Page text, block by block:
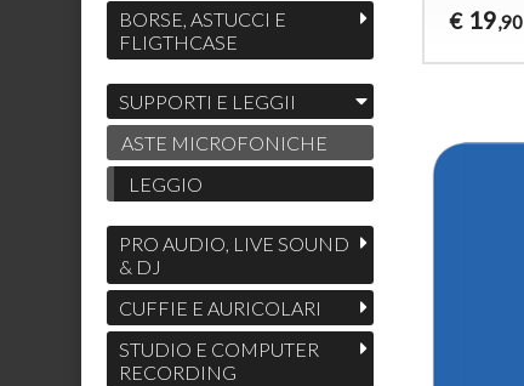
€ 19,90
BORSE, ASTUCCI E
FLIGTHCASE
SUPPORTI E LEGGII
ASTE MICROFONICHE
LEGGIO
PRO AUDIO, LIVE SOUND
& DJ
CUFFIE E AURICOLARI
STUDIO E COMPUTER
RECORDING